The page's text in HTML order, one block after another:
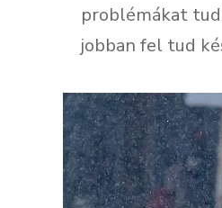
problémákat
jobban fel tud